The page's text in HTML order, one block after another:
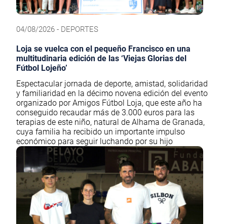
04/08/2026 - DEPORTES
Loja se vuelca con el pequeño Francisco en una
multitudinaria edición de las ‘Viejas Glorias del
Fútbol Lojeño’
Espectacular jornada de deporte, amistad, solidaridad
y familiaridad en la décimo novena edición del evento
organizado por Amigos Fútbol Loja, que este año ha
conseguido recaudar más de 3.000 euros para las
terapias de este niño, natural de Alhama de Granada,
cuya familia ha recibido un importante impulso
económico para seguir luchando por su hijo